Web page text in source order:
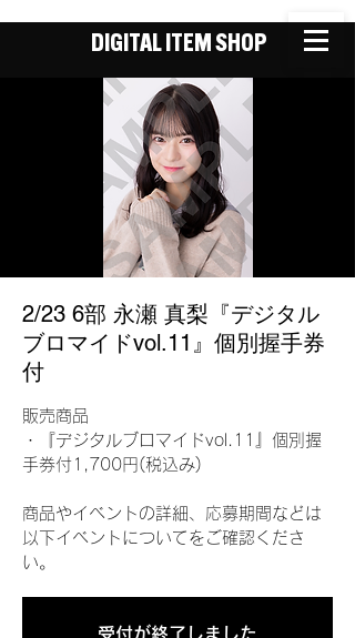
DIGITAL ITEM SHOP
2/23 6部 永瀬 真梨『デジタル
ブロマイドvol.11』個別握手券
付
販売商品
・『デジタルブロマイドvol.11』個別握
手券付1,700円(税込み)
商品やイベントの詳細、応募期間などは
以下イベントについてをご確認くださ
い。
受付が終了しました